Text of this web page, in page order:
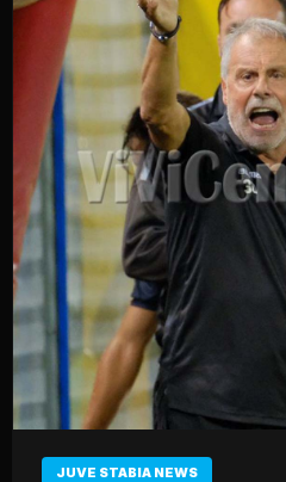
JUVE STABIA NEWS